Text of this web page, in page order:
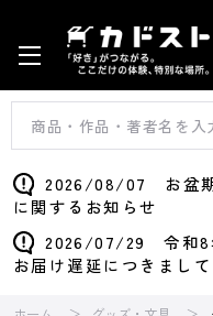
2026/08/07 お盆期
に関するお知らせ
2026/07/29 令和8
お届け遅延につきまして